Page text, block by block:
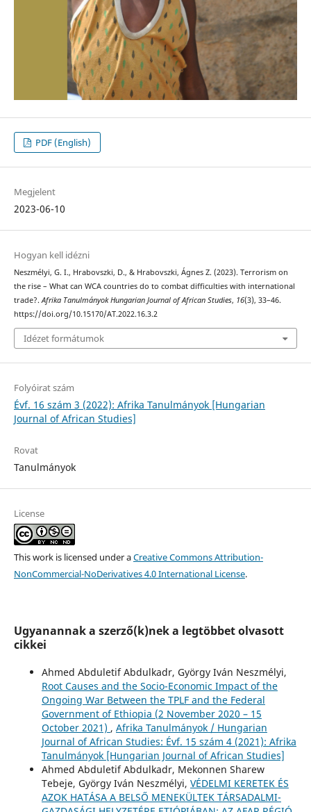
PDF (English)
Megjelent
2023-06-10
Hogyan kell idézni
Neszmélyi, G. I., Hrabovszki, D., & Hrabovszki, Ágnes Z. (2023). Terrorism on
the rise – What can WCA countries do to combat difficulties with international
trade?. Afrika Tanulmányok Hungarian Journal of African Studies, 16(3), 33–46.
https://doi.org/10.15170/AT.2022.16.3.2
Idézet formátumok
Folyóirat szám
Évf. 16 szám 3 (2022): Afrika Tanulmányok [Hungarian
Journal of African Studies]
Rovat
Tanulmányok
License
This work is licensed under aCreative Commons Attribution-
NonCommercial-NoDerivatives 4.0 International License.
Ugyanannak a szerző(k)nek a legtöbbet olvasott
cikkei
Ahmed Abduletif Abdulkadr, György Iván Neszmélyi,
Root Causes and the Socio-Economic Impact of the
Ongoing War Between the TPLF and the Federal
Government of Ethiopia (2 November 2020 – 15
October 2021) , Afrika Tanulmányok / Hungarian
Journal of African Studies: Évf. 15 szám 4 (2021): Afrika
Tanulmányok [Hungarian Journal of African Studies]
Ahmed Abduletif Abdulkadr, Mekonnen Sharew
Tebeje, György Iván Neszmélyi, VÉDELMI KERETEK ÉS
AZOK HATÁSA A BELSŐ MENEKÜLTEK TÁRSADALMI-